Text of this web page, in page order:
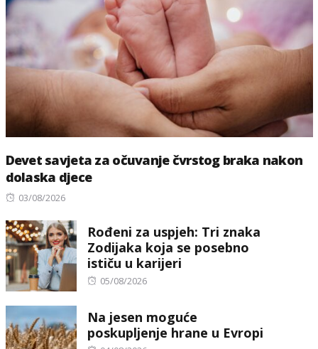
Devet savjeta za očuvanje čvrstog braka nakon
dolaska djece
Posted
03/08/2026
Rođeni za uspjeh: Tri znaka
Zodijaka koja se posebno
ističu u karijeri
Posted
05/08/2026
Na jesen moguće
poskupljenje hrane u Evropi